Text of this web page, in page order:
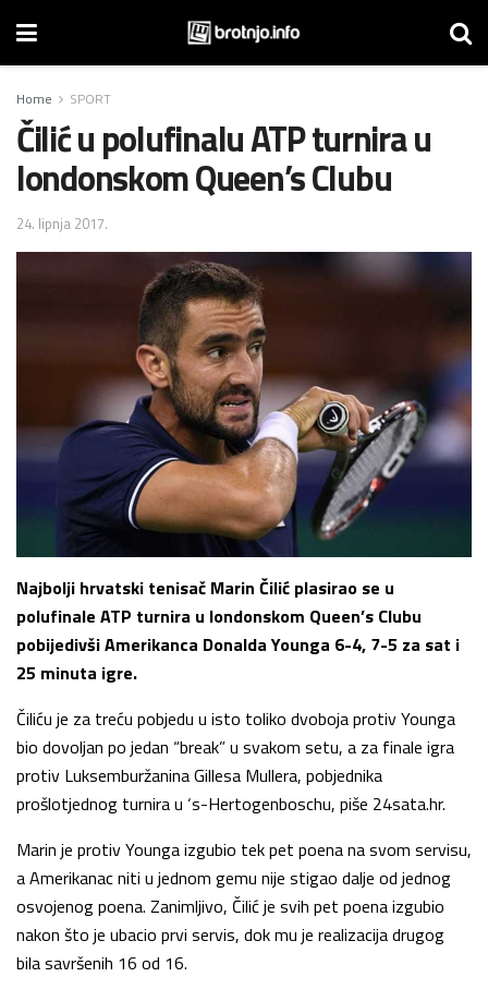
Home SPORT
Čilić u polufinalu ATP turnira u
londonskom Queen’s Clubu
24. lipnja 2017.
Najbolji hrvatski tenisač Marin Čilić plasirao se u
polufinale ATP turnira u londonskom Queen’s Clubu
pobijedivši Amerikanca Donalda Younga 6-4, 7-5 za sat i
25 minuta igre.
Čiliću je za treću pobjedu u isto toliko dvoboja protiv Younga
bio dovoljan po jedan “break” u svakom setu, a za finale igra
protiv Luksemburžanina Gillesa Mullera, pobjednika
prošlotjednog turnira u ‘s-Hertogenboschu, piše 24sata.hr.
Marin je protiv Younga izgubio tek pet poena na svom servisu,
a Amerikanac niti u jednom gemu nije stigao dalje od jednog
osvojenog poena. Zanimljivo, Čilić je svih pet poena izgubio
nakon što je ubacio prvi servis, dok mu je realizacija drugog
bila savršenih 16 od 16.